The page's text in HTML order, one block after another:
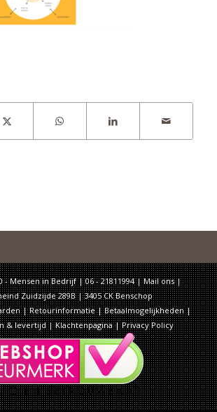
- Mensen in Bedrijf | 06 - 21811994 |Mail ons|
Zuidzijde 289B | 3405 CK Benschop
|Retourinformatie|Betaalmogelijkheden|
& levertijd|Klachtenpagina|Privacy Policy